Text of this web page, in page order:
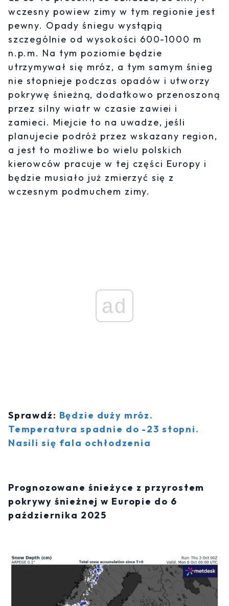
wczesny powiew zimy w tym regionie jest
pewny. Opady śniegu wystąpią
szczególnie od wysokości 600-1000 m
n.p.m. Na tym poziomie będzie
utrzymywał się mróz, a tym samym śnieg
nie stopnieje podczas opadów i utworzy
pokrywę śnieżną, dodatkowo przenoszoną
przez silny wiatr w czasie zawiei i
zamieci. Miejcie to na uwadze, jeśli
planujecie podróż przez wskazany region,
a jest to możliwe bo wielu polskich
kierowców pracuje w tej części Europy i
będzie musiało już zmierzyć się z
wczesnym podmuchem zimy.
ad
Sprawdź: Będzie duży mróz.
Temperatura spadnie do -23 stopni.
Nasili się fala ochłodzenia
Prognozowane śnieżyce z przyrostem
pokrywy śnieżnej w Europie do 6
października 2025